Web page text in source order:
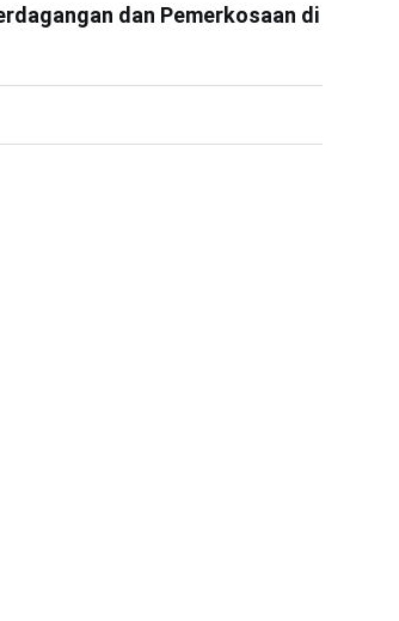
dan Pemerkosaan di